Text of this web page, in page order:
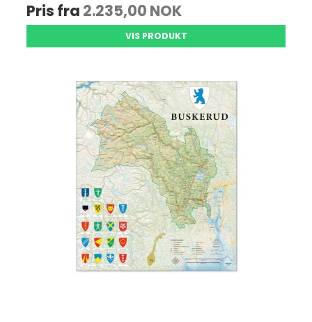
Pris fra 2.235,00 NOK
VIS PRODUKT